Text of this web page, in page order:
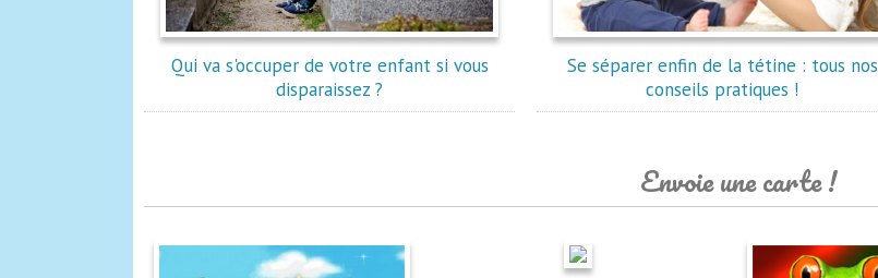
Qui va s'occuper de votre enfant si vous
disparaissez ?
Se séparer enfin de la tétine : tous nos
conseils pratiques !
Envoie une carte !